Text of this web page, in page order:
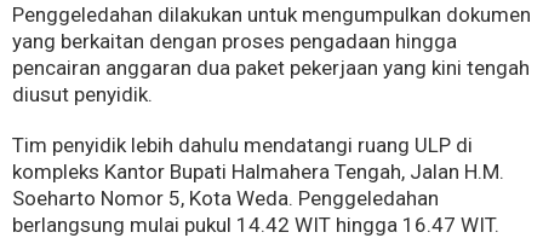
Penggeledahan dilakukan untuk mengumpulkan dokumen
yang berkaitan dengan proses pengadaan hingga
pencairan anggaran dua paket pekerjaan yang kini tengah
diusut penyidik.
Tim penyidik lebih dahulu mendatangi ruang ULP di
kompleks Kantor Bupati Halmahera Tengah, Jalan H.M.
Soeharto Nomor 5, Kota Weda. Penggeledahan
berlangsung mulai pukul 14.42 WIT hingga 16.47 WIT.